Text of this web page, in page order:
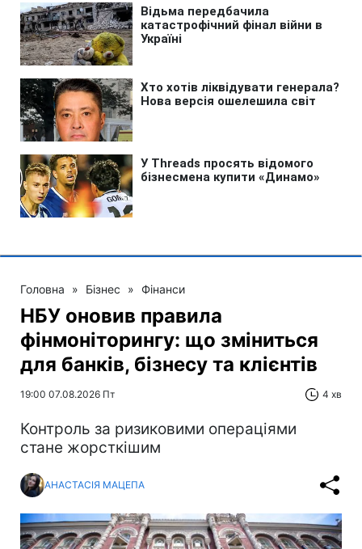
Головна » Бізнес » Фінанси
НБУ оновив правила
фінмоніторингу: що зміниться
для банків, бізнесу та клієнтів
19:00 07.08.2026 Пт 4 хв
Контроль за ризиковими операціями
стане жорсткішим
АНАСТАСІЯ МАЦЕПА